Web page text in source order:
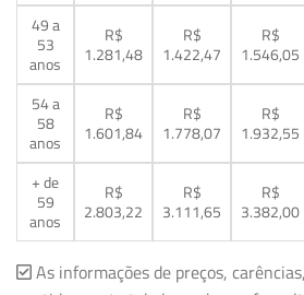
49 a
53
anos
R$
1.281,48
R$
1.422,47
R$
1.546,05
54 a
58
anos
R$
1.601,84
R$
1.778,07
R$
1.932,55
+ de
59
anos
R$
2.803,22
R$
3.111,65
R$
3.382,00
As informações de preços,